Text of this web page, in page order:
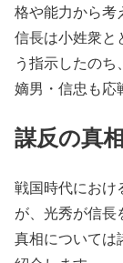
格や能力から考
信長は小姓衆と
う指示したの
嫡男・信忠も応
謀反の真
戦国時代におけ
が、光秀が信長
真相については